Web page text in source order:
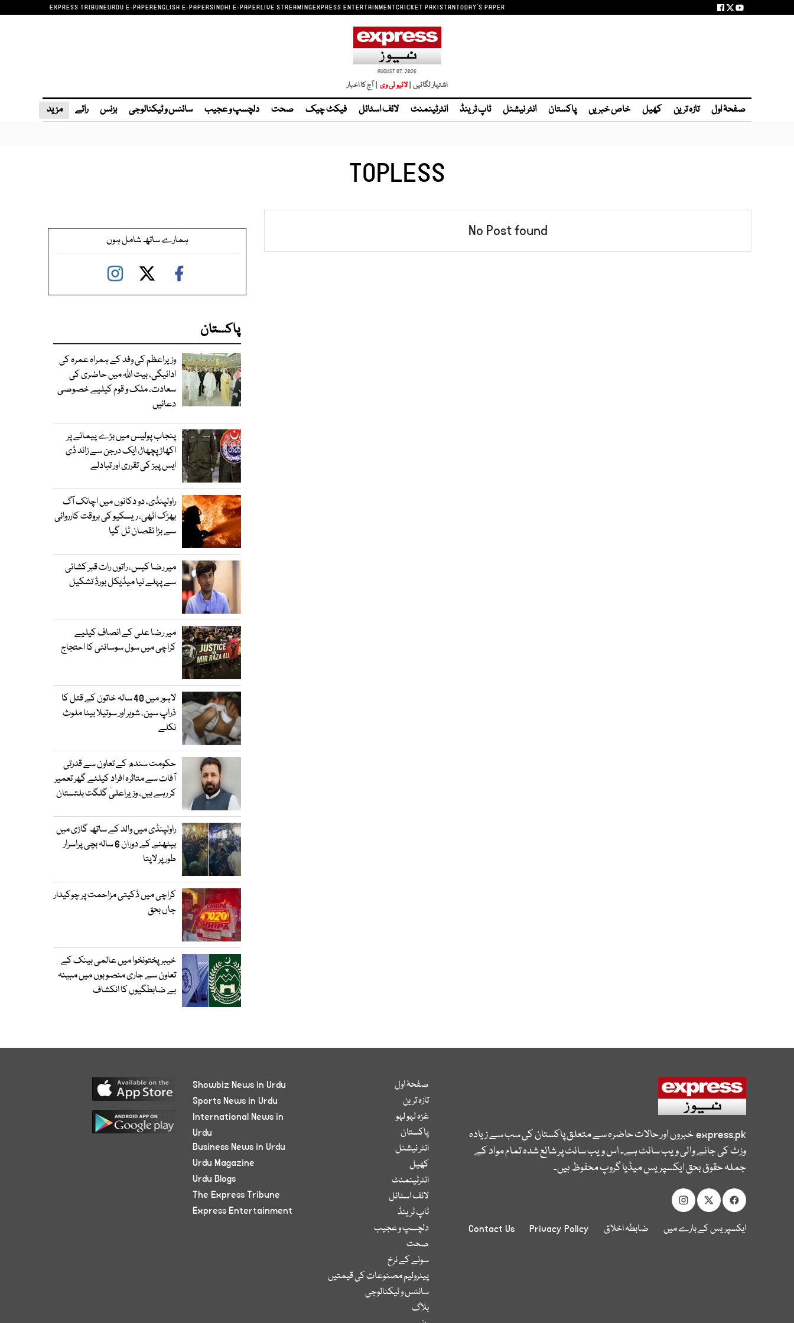
EXPRESS TRIBUNEURDU E-PAPERENGLISH E-PAPERSINDHI E-PAPERLIVE STREAMINGEXPRESS ENTERTAINMENTCRICKET PAKISTANTODAY'S PAPER
AUGUST 07, 2026
اشتہار لگائیں | | آج کا اخبار
صفحۂ اول تازہ ترین کھیل خاص خبریں پاکستان انٹر نیشنل ٹاپ ٹرینڈ انٹرٹینمنٹ لائف اسٹائل فیکٹ چیک صحت دلچسپ و عجیب سائنس و ٹیکنالوجی بزنس رائے مزید
TOPLESS
No Post found ہمارے ساتھ شامل ہوں
پاکستان
وزیراعظم کی وفد کے ہمراہ عمرہ کی
ادائیگی، بیت اللہ میں حاضری کی
سعادت، ملک و قوم کیلیے خصوصی
دعائیں
پنجاب پولیس میں بڑے پیمانے پر
اکھاڑ پچھاڑ، ایک درجن سے زائد ڈی
ایس پیز کی تقرری اور تبادلے
راولپنڈی، دو دکانوں میں اچانک آگ
بھڑک اٹھی، ریسکیو کی بروقت کارروائی
سے بڑا نقصان ٹل گیا
میر رضا کیس، راتوں رات قبر کشائی
سے پہلے نیا میڈیکل بورڈ تشکیل
میر رضا علی کے انصاف کیلیے
کراچی میں سول سوسائٹی کا احتجاج
لاہور میں 40 سالہ خاتون کے قتل کا
ڈراپ سین، شوہر اور سوتیلا بیٹا ملوث
نکلے
حکومت سندھ کے تعاون سے قدرتی
آفات سے متاثرہ افراد کیلئے گھر تعمیر
کر رہے ہیں، وزیراعلیٰ گلگت بلتستان
راولپنڈی میں والد کے ساتھ گاڑی میں
بیٹھنے کے دوران 6 سالہ بچی پراسرار
طور پر لاپتا
کراچی میں ڈکیتی مزاحمت پر چوکیدار
جاں بحق
خیبرپختونخوا میں عالمی بینک کے
تعاون سے جاری منصوبوں میں مبینہ
بے ضابطگیوں کا انکشاف
express.pkخبروں اور حالات حاضرہ سے متعلق پاکستان کی سب سے زیادہ
وزٹ کی جانے والی ویب سائٹ ہے۔ اس ویب سائٹ پر شائع شدہ تمام مواد کے
جملہ حقوق بحق ایکسپریس میڈیا گروپ محفوظ ہیں۔
ایکسپریس کے بارے میں ضابطہ اخلاق Privacy Policy
Contact Us
صفحۂ اول
تازہ ترین
غزہ لہو لہو
پاکستان
انٹر نیشنل
کھیل
انٹرٹینمنٹ
لائف اسٹائل
ٹاپ ٹرینڈ
دلچسپ و عجیب
صحت
سونے کے نرخ
پیٹرولیم مصنوعات کی قیمتیں
سائنس و ٹیکنالوجی
بلاگ
Showbiz News in Urdu
Sports News in Urdu
International News in
Urdu
Business News in Urdu
Urdu Magazine
Urdu Blogs
The Express Tribune
Express Entertainment